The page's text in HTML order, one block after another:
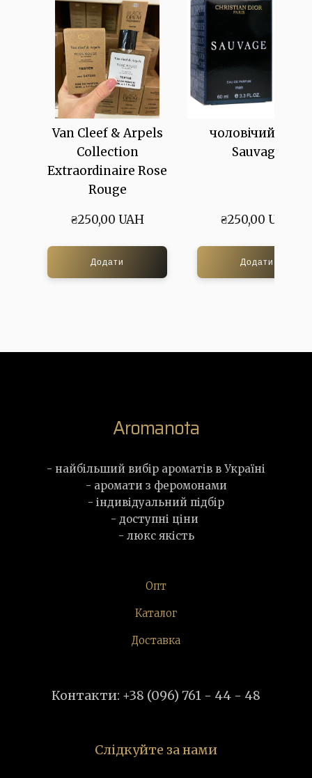
Van Cleef & Arpels
Collection
Extraordinaire Rose
Rouge
₴250,00 UAH
Додати
чоловічий Dior
Sauvage
₴250,00 UAH
Додати
Aromanota
- найбільший вибір ароматів в Україні
- аромати з феромонами
- індивідуальний підбір
- доступні ціни
- люкс якість
Опт
Каталог
Доставка
Контакти: +38 (096) 761 - 44 - 48
Слідкуйте за нами